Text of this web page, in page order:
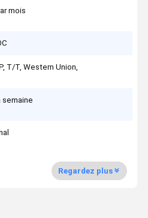
mois
T/T, Western Union,
semaine
Regardez plus